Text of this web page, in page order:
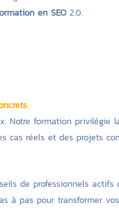
en SEO 2.0.
Notre formation
cas réels et des projets
de professionnels
à pas pour transformer